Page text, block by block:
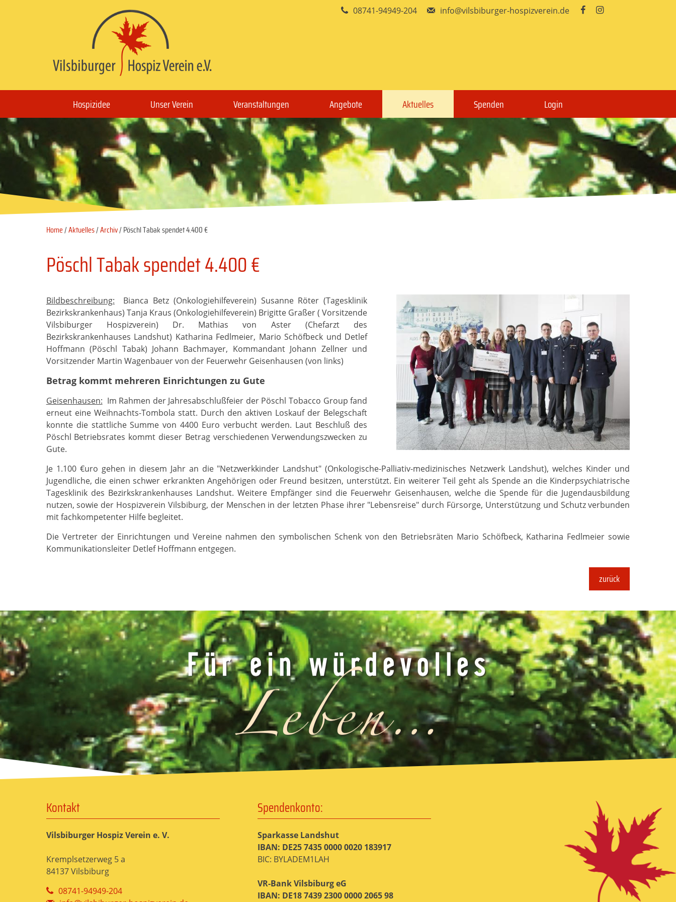
Hospizidee Unser Verein Veranstaltungen Angebote Aktuelles Spenden Login
Home/Aktuelles/Archiv/ Pöschl Tabak spendet 4.400 €
Pöschl Tabak spendet 4.400 €
Bildbeschreibung: Bianca Betz (Onkologiehilfeverein) Susanne Röter (Tagesklinik
Bezirkskrankenhaus) Tanja Kraus (Onkologiehilfeverein) Brigitte Graßer ( Vorsitzende
Vilsbiburger Hospizverein) Dr. Mathias von Aster (Chefarzt des
Bezirkskrankenhauses Landshut) Katharina Fedlmeier, Mario Schöfbeck und Detlef
Hoffmann (Pöschl Tabak) Johann Bachmayer, Kommandant Johann Zellner und
Vorsitzender Martin Wagenbauer von der Feuerwehr Geisenhausen (von links)
Betrag kommt mehreren Einrichtungen zu Gute
Geisenhausen: Im Rahmen der Jahresabschlußfeier der Pöschl Tobacco Group fand
erneut eine Weihnachts-Tombola statt. Durch den aktiven Loskauf der Belegschaft
konnte die stattliche Summe von 4400 Euro verbucht werden. Laut Beschluß des
Pöschl Betriebsrates kommt dieser Betrag verschiedenen Verwendungszwecken zu
Gute.
Je 1.100 €uro gehen in diesem Jahr an die "Netzwerkkinder Landshut" (Onkologische-Palliativ-medizinisches Netzwerk Landshut), welches Kinder und
Jugendliche, die einen schwer erkrankten Angehörigen oder Freund besitzen, unterstützt. Ein weiterer Teil geht als Spende an die Kinderpsychiatrische
Tagesklinik des Bezirkskrankenhauses Landshut. Weitere Empfänger sind die Feuerwehr Geisenhausen, welche die Spende für die Jugendausbildung
nutzen, sowie der Hospizverein Vilsbiburg, der Menschen in der letzten Phase ihrer "Lebensreise" durch Fürsorge, Unterstützung und Schutz verbunden
mit fachkompetenter Hilfe begleitet.
Die Vertreter der Einrichtungen und Vereine nahmen den symbolischen Schenk von den Betriebsräten Mario Schöfbeck, Katharina Fedlmeier sowie
Kommunikationsleiter Detlef Hoffmann entgegen.
zurück
Kontakt
Vilsbiburger Hospiz Verein e. V.
Kremplsetzerweg 5 a
84137 Vilsbiburg
08741-94949-204
08741-94949-204 info@vilsbiburger-hospizverein.de  
Spendenkonto:
Sparkasse Landshut
IBAN: DE25 7435 0000 0020 183917
BIC: BYLADEM1LAH
VR-Bank Vilsbiburg eG
IBAN: DE18 7439 2300 0000 2065 98